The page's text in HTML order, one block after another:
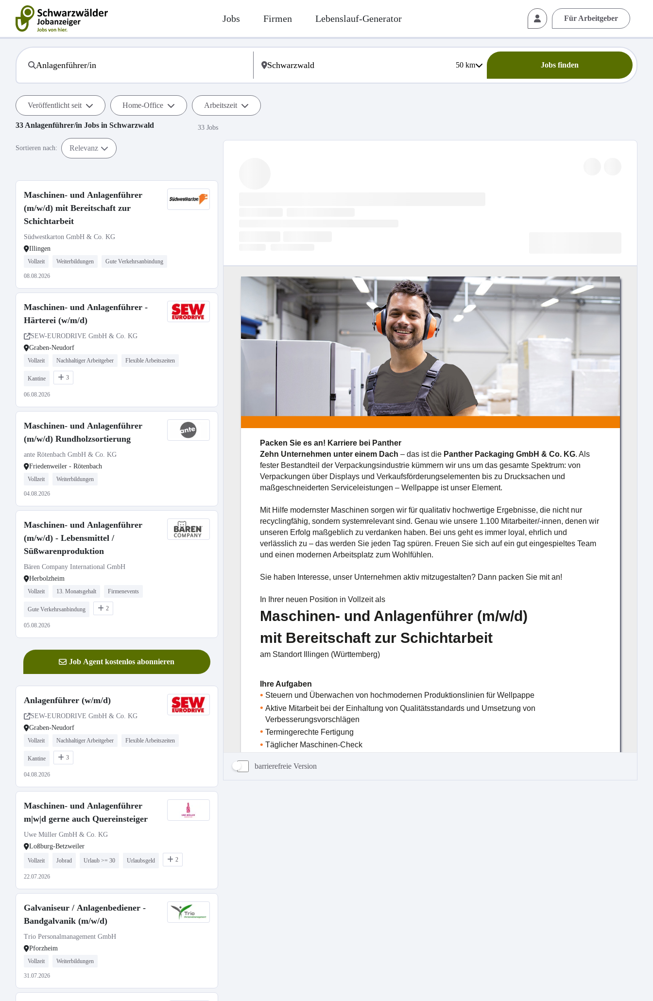
Jobs Firmen Lebenslauf-Generator Für Arbeitgeber
50km Jobs finden
Veröffentlicht seit Home-Office Arbeitszeit
33 Anlagenführer/in Jobs in Schwarzwald 33 Jobs
Sortieren nach: Relevanz
Maschinen- und Anlagenführer
(m/w/d) mit Bereitschaft zur
Schichtarbeit
Südwestkarton GmbH & Co. KG
Illingen
Vollzeit Weiterbildungen Gute Verkehrsanbindung
08.08.2026
Maschinen- und Anlagenführer -
Härterei (w/m/d)
SEW-EURODRIVE GmbH & Co. KG
Graben-Neudorf
Vollzeit Nachhaltiger Arbeitgeber Flexible Arbeitszeiten
Kantine 3
06.08.2026
Maschinen- und Anlagenführer
(m/w/d) Rundholzsortierung
ante Rötenbach GmbH & Co. KG
Friedenweiler - Rötenbach
Vollzeit Weiterbildungen
04.08.2026
Maschinen- und Anlagenführer
(m/w/d) - Lebensmittel /
Süßwarenproduktion
Bären Company International GmbH
Herbolzheim
Vollzeit 13. Monatsgehalt Firmenevents
Gute Verkehrsanbindung 2
05.08.2026
Job Agent kostenlos abonnieren
Anlagenführer (w/m/d)
SEW-EURODRIVE GmbH & Co. KG
Graben-Neudorf
Vollzeit Nachhaltiger Arbeitgeber Flexible Arbeitszeiten
Kantine 3
04.08.2026
Maschinen- und Anlagenführer
m|w|d gerne auch Quereinsteiger
Uwe Müller GmbH & Co. KG
Loßburg-Betzweiler
Vollzeit Jobrad Urlaub >= 30 Urlaubsgeld 2
22.07.2026
Galvaniseur / Anlagenbediener -
Bandgalvanik (m/w/d)
Trio Personalmanagement GmbH
Pforzheim
Vollzeit Weiterbildungen
31.07.2026
barrierefreie Version